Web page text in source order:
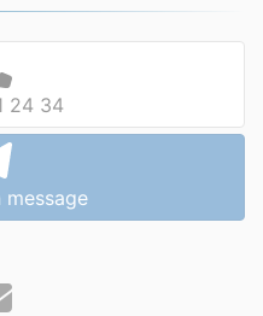
24 34
message